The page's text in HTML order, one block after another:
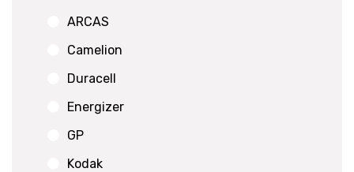
ARCAS
Camelion
Duracell
Energizer
GP
Kodak